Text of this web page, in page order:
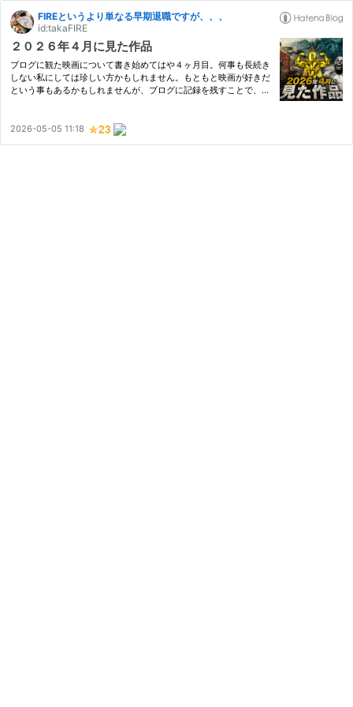
FIREというより単なる早期退職ですが、、、
id:takaFIRE
２０２６年４月に見た作品
ブログに観た映画について書き始めてはや４ヶ月目。何事も長続き
しない私にしては珍しい方かもしれません。もともと映画が好きだ
という事もあるかもしれませんが、ブログに記録を残すことで、
も…
2026-05-05 11:18